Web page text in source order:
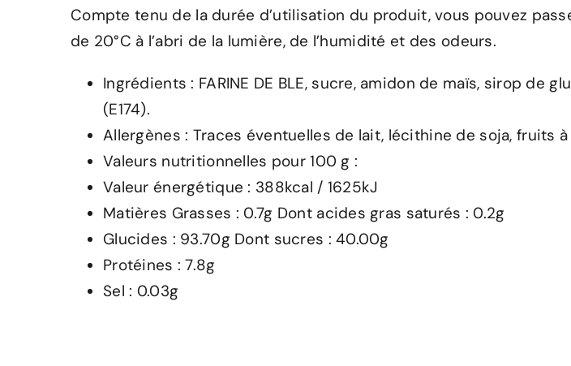
Compte tenu de la durée d’utilisation du produit, vous pouvez
de 20°C à l’abri de la lumière, de l’humidité et des odeurs.
Ingrédients : FARINE DE BLE, sucre, amidon de maïs, sirop de
(E174).
Allergènes : Traces éventuelles de lait, lécithine de soja, fruits
Valeurs nutritionnelles pour 100 g :
Valeur énergétique : 388kcal / 1625kJ
Matières Grasses : 0.7g Dont acides gras saturés : 0.2g
Glucides : 93.70g Dont sucres : 40.00g
Protéines : 7.8g
Sel : 0.03g